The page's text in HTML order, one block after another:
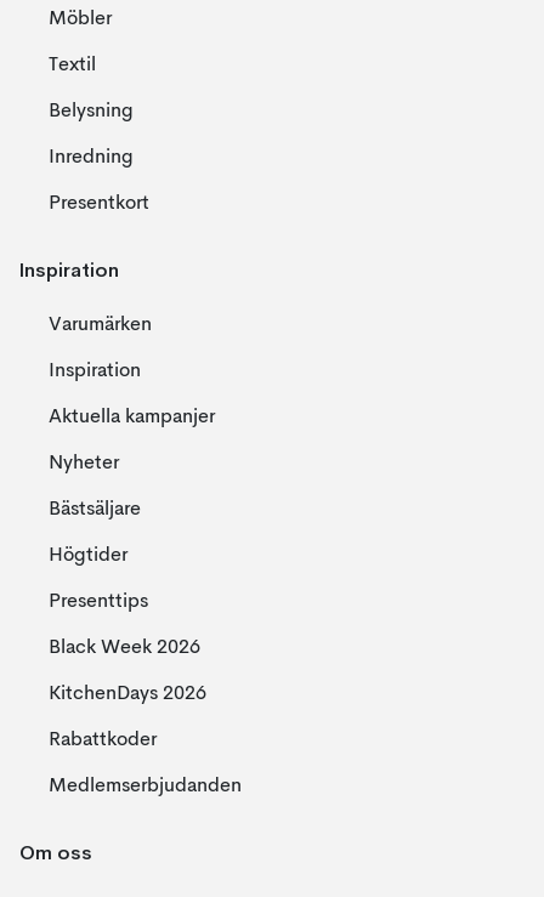
Möbler
Textil
Belysning
Inredning
Presentkort
Inspiration
Varumärken
Inspiration
Aktuella kampanjer
Nyheter
Bästsäljare
Högtider
Presenttips
Black Week 2026
KitchenDays 2026
Rabattkoder
Medlemserbjudanden
Om oss